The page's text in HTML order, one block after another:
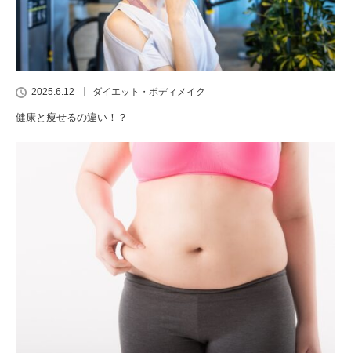
2025.6.12 ダイエット・ボディメイク
健康と痩せるの違い！？